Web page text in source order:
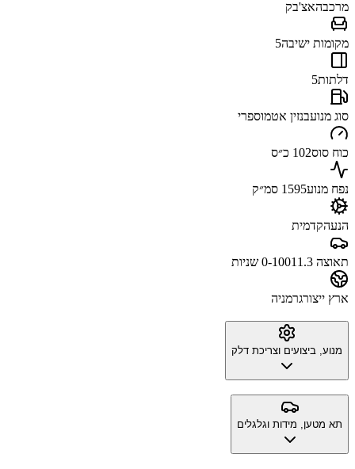
מרכבהאצ'בק
מקומות ישיבה5
דלתות5
סוג מנועבנזין אטמוספרי
כוח סוס102 כ״ס
נפח מנוע1595 סמ״ק
הנעהקדמית
תאוצה 0-100 11.3 שניות
ארץ ייצורגרמניה
מנוע, ביצועים וצריכת דלק
תא מטען, מידות וגלגלים